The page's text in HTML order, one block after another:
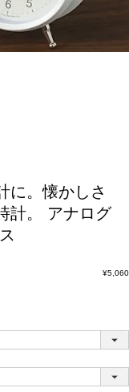
に。懐かしさ
。
アナログ
¥5,060